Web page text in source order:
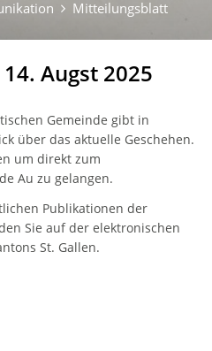
Mitteilungsblatt
Augst 2025
Gemeinde gibt in
über das aktuelle Geschehen.
um direkt zum
Au zu gelangen.
Publikationen der
Sie auf der elektronischen
St. Gallen.